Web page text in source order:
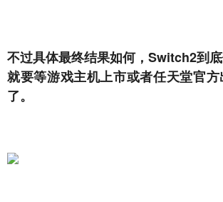
不过具体最终结果如何，Switch2到底
就要等游戏主机上市或者任天堂官
了。